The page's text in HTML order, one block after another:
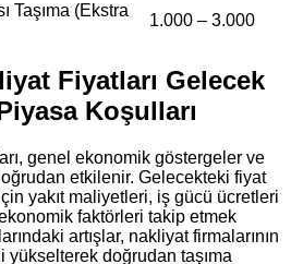
Taşıma (Ekstra
1.000 – 3.000
Fiyatları Gelecek
Koşulları
genel ekonomik göstergeler ve
etkilenir. Gelecekteki fiyat
yakıt maliyetleri, iş gücü ücretleri
faktörleri takip etmek
artışlar, nakliyat firmalarının
doğrudan taşıma